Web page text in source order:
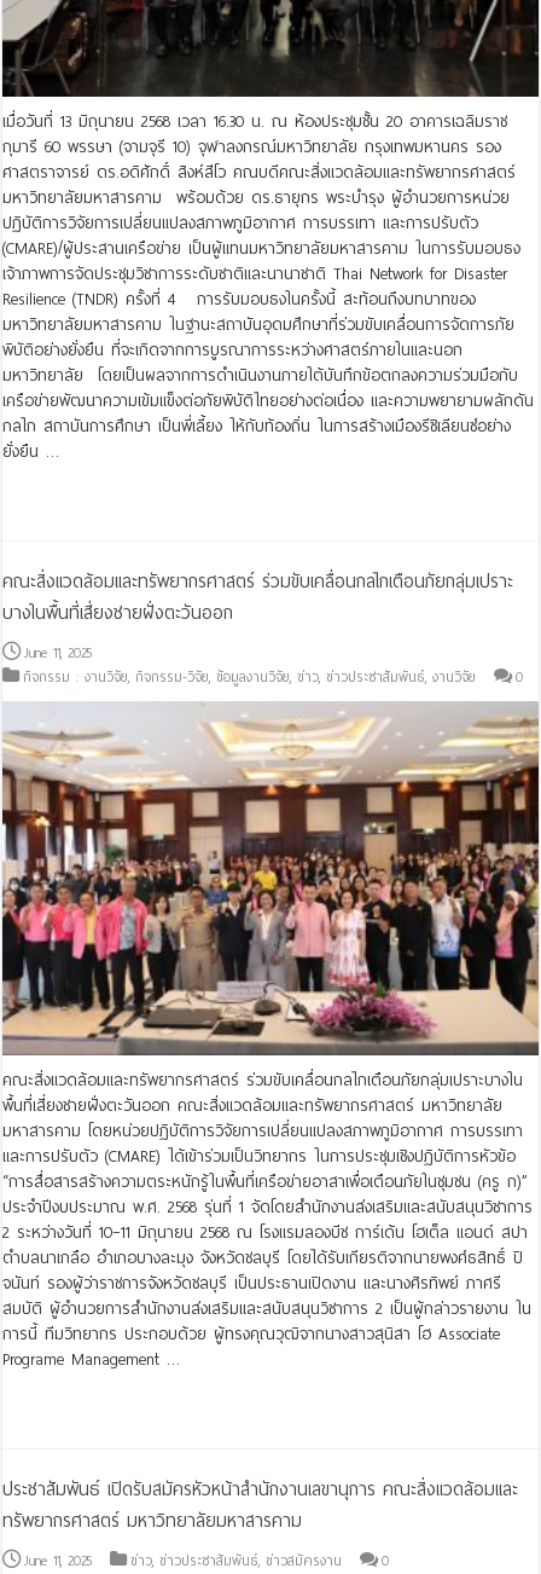
เมื่อวันที่ 13 มิถุนายน 2568 เวลา 16.30 น. ณ ห้องประชุมชั้น 20 อาคารเฉลิมราช
กุมารี 60 พรรษา (จามจุรี 10) จุฬาลงกรณ์มหาวิทยาลัย กรุงเทพมหานคร รอง
ศาสตราจารย์ ดร.อดิศักดิ์ สิงห์สีโว คณบดีคณะสิ่งแวดล้อมและทรัพยากรศาสตร์
มหาวิทยาลัยมหาสารคาม พร้อมด้วย ดร.ธายุกร พระบำรุง ผู้อำนวยการหน่วย
ปฏิบัติการวิจัยการเปลี่ยนแปลงสภาพภูมิอากาศ การบรรเทา และการปรับตัว
(CMARE)/ผู้ประสานเครือข่าย เป็นผู้แทนมหาวิทยาลัยมหาสารคาม ในการรับมอบธง
เจ้าภาพการจัดประชุมวิชาการระดับชาติและนานาชาติ Thai Network for Disaster
Resilience (TNDR) ครั้งที่ 4 การรับมอบธงในครั้งนี้ สะท้อนถึงบทบาทของ
มหาวิทยาลัยมหาสารคาม ในฐานะสถาบันอุดมศึกษาที่ร่วมขับเคลื่อนการจัดการภัย
พิบัติอย่างยั่งยืน ที่จะเกิดจากการบูรณาการระหว่างศาสตร์ภายในและนอก
มหาวิทยาลัย โดยเป็นผลจากการดำเนินงานภายใต้บันทึกข้อตกลงความร่วมมือกับ
เครือข่ายพัฒนาความเข้มแข็งต่อภัยพิบัติไทยอย่างต่อเนื่อง และความพยายามผลักดัน
กลไก สถาบันการศึกษา เป็นพี่เลี้ยง ให้กับท้องถิ่น ในการสร้างเมืองรีซิเลียนซ์อย่าง
ยั่งยืน …
คณะสิ่งแวดล้อมและทรัพยากรศาสตร์ ร่วมขับเคลื่อนกลไกเตือนภัยกลุ่มเปราะ
บางในพื้นที่เสี่ยงชายฝั่งตะวันออก
June 11, 2025
กิจกรรม : งานวิจัย,กิจกรรม-วิจัย,ข้อมูลงานวิจัย,ข่าว,ข่าวประชาสัมพันธ์,งานวิจัย 0
คณะสิ่งแวดล้อมและทรัพยากรศาสตร์ ร่วมขับเคลื่อนกลไกเตือนภัยกลุ่มเปราะบางใน
พื้นที่เสี่ยงชายฝั่งตะวันออก คณะสิ่งแวดล้อมและทรัพยากรศาสตร์ มหาวิทยาลัย
มหาสารคาม โดยหน่วยปฏิบัติการวิจัยการเปลี่ยนแปลงสภาพภูมิอากาศ การบรรเทา
และการปรับตัว (CMARE) ได้เข้าร่วมเป็นวิทยากร ในการประชุมเชิงปฏิบัติการหัวข้อ
“การสื่อสารสร้างความตระหนักรู้ในพื้นที่เครือข่ายอาสาเพื่อเตือนภัยในชุมชน (ครู ก)”
ประจำปีงบประมาณ พ.ศ. 2568 รุ่นที่ 1 จัดโดยสำนักงานส่งเสริมและสนับสนุนวิชาการ
2 ระหว่างวันที่ 10–11 มิถุนายน 2568 ณ โรงแรมลองบีช การ์เด้น โฮเต็ล แอนด์ สปา
ตำบลนาเกลือ อำเภอบางละมุง จังหวัดชลบุรี โดยได้รับเกียรติจากนายพงศ์ธสิทธิ์ ปิ
จนันท์ รองผู้ว่าราชการจังหวัดชลบุรี เป็นประธานเปิดงาน และนางศิรทิพย์ ภาศรี
สมบัติ ผู้อำนวยการสำนักงานส่งเสริมและสนับสนุนวิชาการ 2 เป็นผู้กล่าวรายงาน ใน
การนี้ ทีมวิทยากร ประกอบด้วย ผู้ทรงคุณวุฒิจากนางสาวสุนิสา โฮ Associate
Programe Management …
ประชาสัมพันธ์ เปิดรับสมัครหัวหน้าสำนักงานเลขานุการ คณะสิ่งแวดล้อมและ
ทรัพยากรศาสตร์ มหาวิทยาลัยมหาสารคาม
June 11, 2025 ข่าว,ข่าวประชาสัมพันธ์,ข่าวสมัครงาน 0